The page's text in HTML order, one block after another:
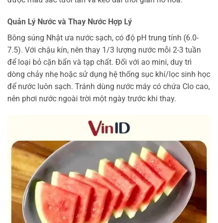
Quản Lý Nước và Thay Nước Hợp Lý
Bông súng Nhật ưa nước sạch, có độ pH trung tính (6.0-
7.5). Với chậu kín, nên thay 1/3 lượng nước mỗi 2-3 tuần
để loại bỏ cặn bẩn và tạp chất. Đối với ao mini, duy trì
dòng chảy nhẹ hoặc sử dụng hệ thống sục khí/lọc sinh học
để nước luôn sạch. Tránh dùng nước máy có chứa Clo cao,
nên phơi nước ngoài trời một ngày trước khi thay.